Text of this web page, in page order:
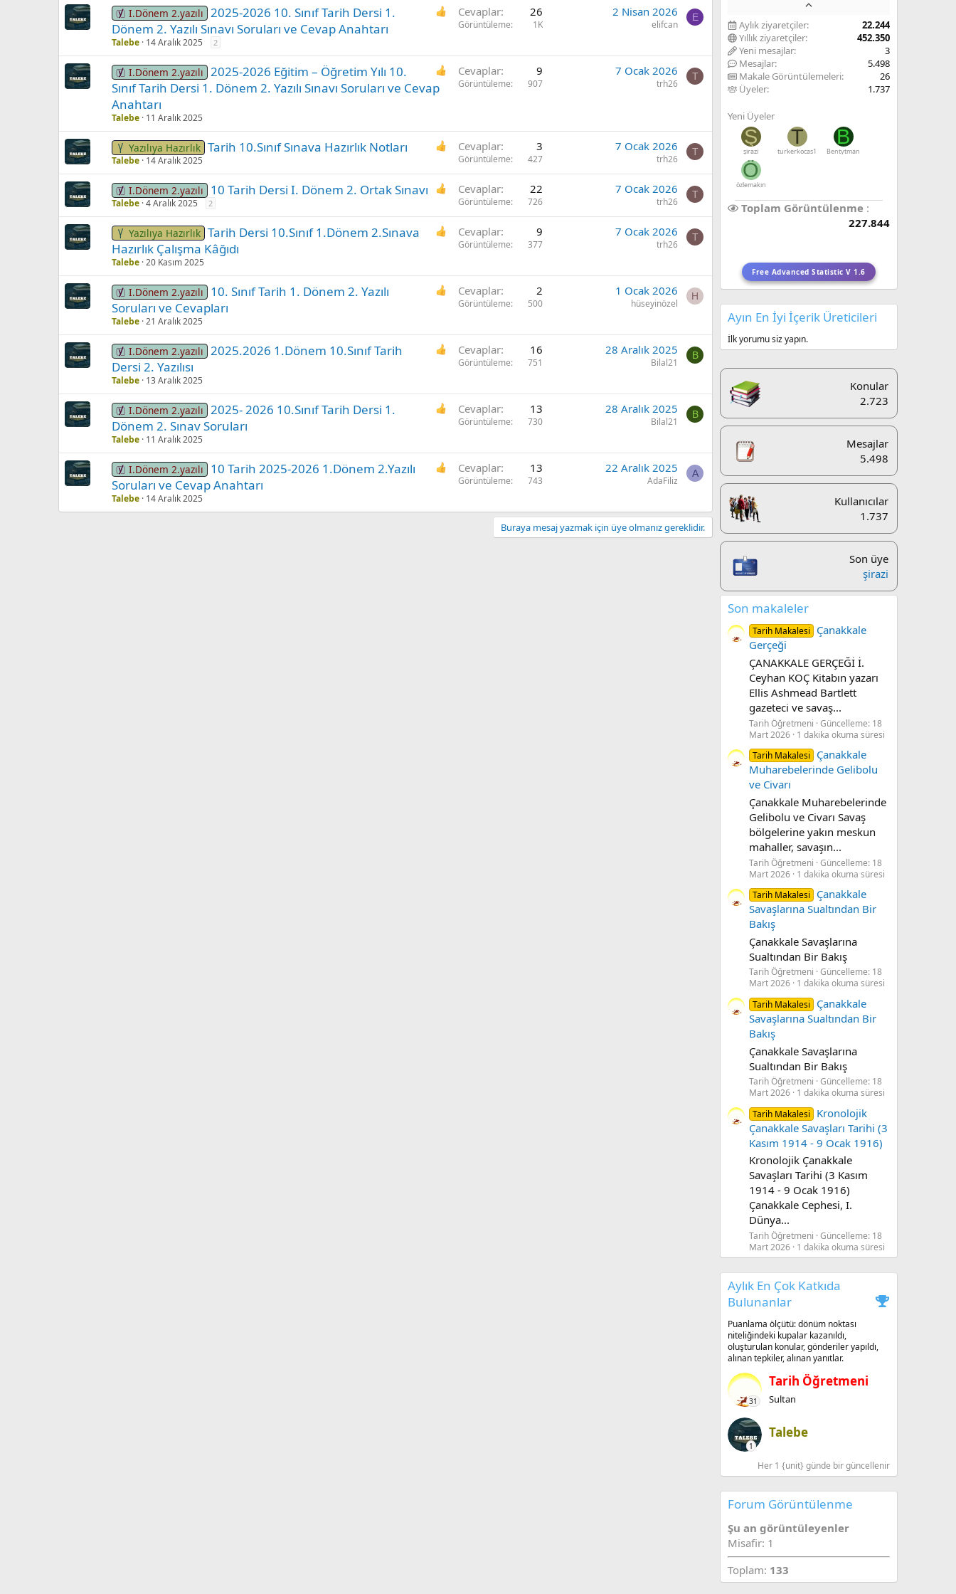
I.Dönem 2.yazılı 2025-2026 10. Sınıf Tarih Dersi 1.
Dönem 2. Yazılı Sınavı Soruları ve Cevap Anahtarı
Talebe 14 Aralık 2025 2
Cevaplar 26
Görüntüleme 1K
2 Nisan 2026
elifcan
E
I.Dönem 2.yazılı 2025-2026 Eğitim – Öğretim Yılı 10.
Sınıf Tarih Dersi 1. Dönem 2. Yazılı Sınavı Soruları ve Cevap
Anahtarı
Talebe 11 Aralık 2025
Cevaplar 9
Görüntüleme 907
7 Ocak 2026
trh26
T
Yazılıya Hazırlık Tarih 10.Sınıf Sınava Hazırlık Notları
Talebe 14 Aralık 2025
Cevaplar 3
Görüntüleme 427
7 Ocak 2026
trh26
T
I.Dönem 2.yazılı 10 Tarih Dersi I. Dönem 2. Ortak Sınavı
Talebe 4 Aralık 2025 2
Cevaplar 22
Görüntüleme 726
7 Ocak 2026
trh26
T
Yazılıya Hazırlık Tarih Dersi 10.Sınıf 1.Dönem 2.Sınava
Hazırlık Çalışma Kâğıdı
Talebe 20 Kasım 2025
Cevaplar 9
Görüntüleme 377
7 Ocak 2026
trh26
T
I.Dönem 2.yazılı
10. Sınıf Tarih 1. Dönem 2. Yazılı
Soruları ve Cevapları
Talebe 21 Aralık 2025
Cevaplar 2
Görüntüleme 500
1 Ocak 2026
hüseyinözel
H
I.Dönem 2.yazılı 2025.2026 1.Dönem 10.Sınıf Tarih
Dersi 2. Yazılısı
Talebe 13 Aralık 2025
Cevaplar 16
Görüntüleme 751
28 Aralık 2025
Bilal21
B
I.Dönem 2.yazılı 2025- 2026 10.Sınıf Tarih Dersi 1.
Dönem 2. Sınav Soruları
Talebe 11 Aralık 2025
Cevaplar 13
Görüntüleme 730
28 Aralık 2025
Bilal21
B
I.Dönem 2.yazılı
10 Tarih 2025-2026 1.Dönem 2.Yazılı
Soruları ve Cevap Anahtarı
Talebe 14 Aralık 2025
Cevaplar 13
Görüntüleme 743
22 Aralık 2025
AdaFiliz
A
Buraya mesaj yazmak için üye olmanız gereklidir.
Aylık ziyaretçiler
22.244
Yıllık ziyaretçiler
452.350
Yeni mesajlar
3
Mesajlar
5.498
Makale Görüntülemeleri
26
Üyeler
1.737
Yeni Üyeler
Ş
şirazi
T
turkerkocas1
B
Bentytman
Ö
özlemakın
Toplam Görüntülenme
227.844
Free Advanced Statistic V 1.6
Ayın En İyi İçerik Üreticileri
İlk yorumu siz yapın.
Konular
2.723
Mesajlar
5.498
Kullanıcılar
1.737
Son üye
şirazi
Son makaleler
Tarih Makalesi
Çanakkale
Gerçeği
ÇANAKKALE GERÇEĞİ İ.
Ceyhan KOÇ Kitabın yazarı
Ellis Ashmead Bartlett
gazeteci ve savaş...
Tarih Öğretmeni Güncelleme: 18
Mart 2026 1 dakika okuma süresi
Tarih Makalesi
Çanakkale
Muharebelerinde Gelibolu
ve Civarı
Çanakkale Muharebelerinde
Gelibolu ve Civarı Savaş
bölgelerine yakın meskun
mahaller, savaşın...
Tarih Öğretmeni Güncelleme: 18
Mart 2026 1 dakika okuma süresi
Tarih Makalesi
Çanakkale
Savaşlarına Sualtından Bir
Bakış
Çanakkale Savaşlarına
Sualtından Bir Bakış
Tarih Öğretmeni Güncelleme: 18
Mart 2026 1 dakika okuma süresi
Tarih Makalesi
Çanakkale
Savaşlarına Sualtından Bir
Bakış
Çanakkale Savaşlarına
Sualtından Bir Bakış
Tarih Öğretmeni Güncelleme: 18
Mart 2026 1 dakika okuma süresi
Tarih Makalesi
Kronolojik
Çanakkale Savaşları Tarihi (3
Kasım 1914 - 9 Ocak 1916)
Kronolojik Çanakkale
Savaşları Tarihi (3 Kasım
1914 - 9 Ocak 1916)
Çanakkale Cephesi, I.
Dünya...
Tarih Öğretmeni Güncelleme: 18
Mart 2026 1 dakika okuma süresi
Aylık En Çok Katkıda
Bulunanlar
Puanlama ölçütü: dönüm noktası
niteliğindeki kupalar kazanıldı,
oluşturulan konular, gönderiler yapıldı,
alınan tepkiler, alınan yanıtlar.
31
Tarih Öğretmeni
Sultan
1
Talebe
Her 1 {unit} günde bir güncellenir
Forum Görüntülenme
Şu an görüntüleyenler
Misafir: 1
Toplam: 133